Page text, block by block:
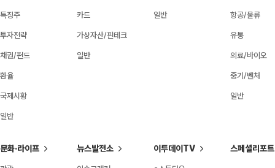
특징주
투자전략
채권/펀드
환율
국제시황
일반
카드
가상자산/핀테크
일반
일반 항공/물류
유통
의료/바이오
중기/벤처
일반
문화·라이프 뉴스발전소 이투데이TV 스페셜리포트